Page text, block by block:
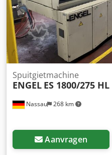
Nassau 268 km
Spuitgietmachine
ENGEL ES 1800/275 HL
Aanvragen